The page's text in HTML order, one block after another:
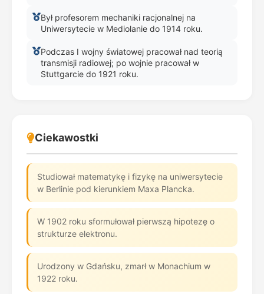
Był profesorem mechaniki racjonalnej na
Uniwersytecie w Mediolanie do 1914 roku.
Podczas I wojny światowej pracował nad teorią
transmisji radiowej; po wojnie pracował w
Stuttgarcie do 1921 roku.
Ciekawostki
Studiował matematykę i fizykę na uniwersytecie
w Berlinie pod kierunkiem Maxa Plancka.
W 1902 roku sformułował pierwszą hipotezę o
strukturze elektronu.
Urodzony w Gdańsku, zmarł w Monachium w
1922 roku.